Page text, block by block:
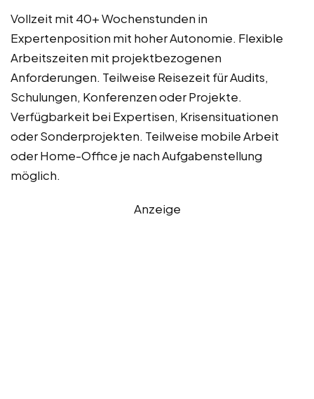
Vollzeit mit 40+ Wochenstunden in
Expertenposition mit hoher Autonomie. Flexible
Arbeitszeiten mit projektbezogenen
Anforderungen. Teilweise Reisezeit für Audits,
Schulungen, Konferenzen oder Projekte.
Verfügbarkeit bei Expertisen, Krisensituationen
oder Sonderprojekten. Teilweise mobile Arbeit
oder Home-Office je nach Aufgabenstellung
möglich.
Anzeige